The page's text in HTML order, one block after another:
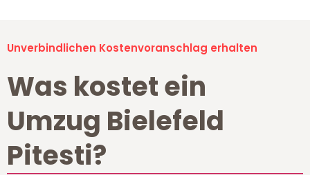
Unverbindlichen Kostenvoranschlag erhalten
Was kostet ein
Umzug Bielefeld
Pitesti?